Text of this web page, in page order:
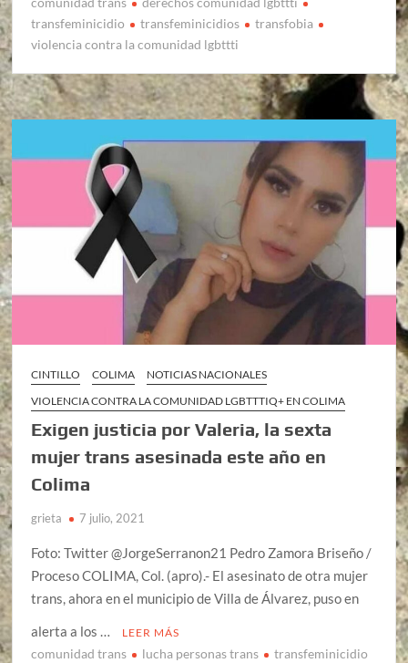
transfeminicidio
transfeminicidios
transfobia
violencia contra la comunidad lgbttti
CINTILLO COLIMA
NOTICIAS NACIONALES
VIOLENCIA CONTRA LA COMUNIDAD LGBTTTIQ+ EN COLIMA
Exigen justicia por Valeria, la sexta
mujer trans asesinada este año en
Colima
grieta 7 julio, 2021
Foto: Twitter @JorgeSerranon21 Pedro Zamora Briseño /
Proceso COLIMA, Col. (apro).- El asesinato de otra mujer
trans, ahora en el municipio de Villa de Álvarez, puso en
alerta a los …
LEER MÁS
comunidad trans lucha personas trans
transfeminicidio